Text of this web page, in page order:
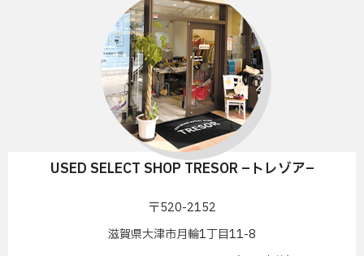
USED SELECT SHOP TRESOR –トレゾア–
〒520-2152
滋賀県大津市月輪1丁目11-8